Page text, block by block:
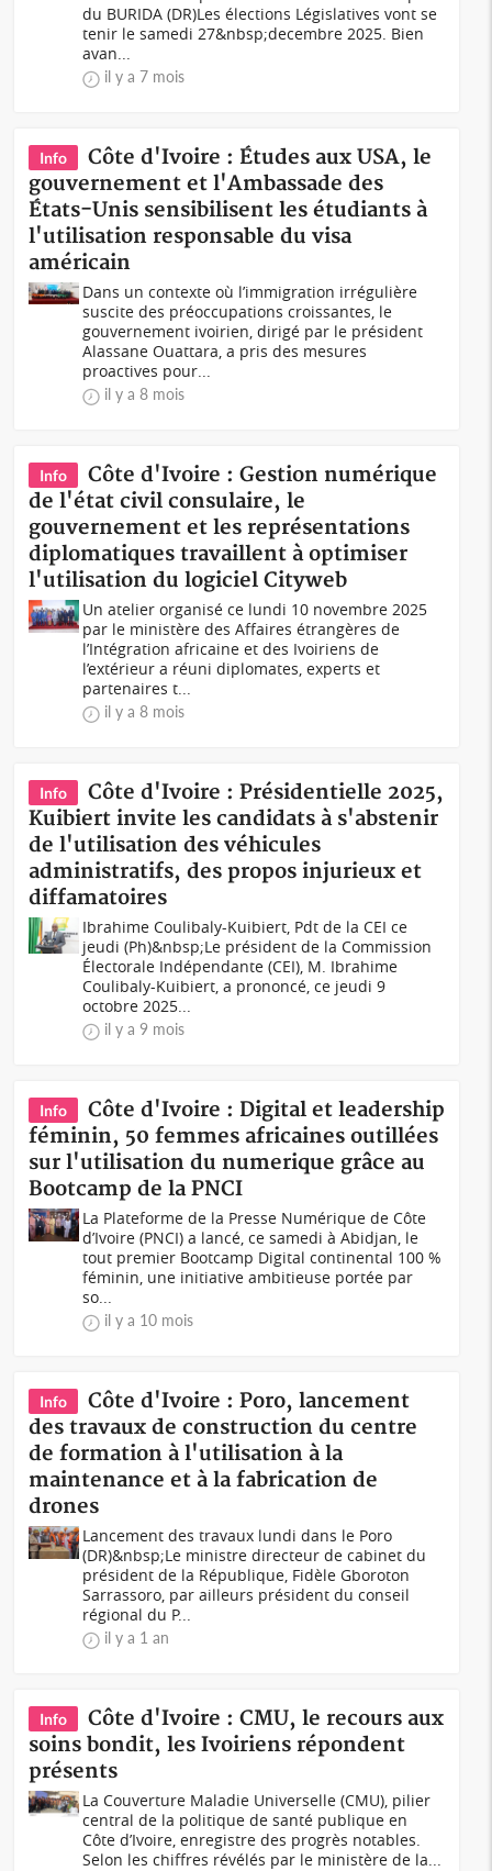
du BURIDA (DR)Les élections Législatives vont se
tenir le samedi 27&nbsp;decembre 2025. Bien
avan...
il y a 7 mois
Info
Côte d'Ivoire : Études aux USA, le
gouvernement et l'Ambassade des
États-Unis sensibilisent les étudiants à
l'utilisation responsable du visa
américain
Dans un contexte où l’immigration irrégulière
suscite des préoccupations croissantes, le
gouvernement ivoirien, dirigé par le président
Alassane Ouattara, a pris des mesures
proactives pour...
il y a 8 mois
Info
Côte d'Ivoire : Gestion numérique
de l'état civil consulaire, le
gouvernement et les représentations
diplomatiques travaillent à optimiser
l'utilisation du logiciel Cityweb
Un atelier organisé ce lundi 10 novembre 2025
par le ministère des Affaires étrangères de
l’Intégration africaine et des Ivoiriens de
l’extérieur a réuni diplomates, experts et
partenaires t...
il y a 8 mois
Info
Côte d'Ivoire : Présidentielle 2025,
Kuibiert invite les candidats à s'abstenir
de l'utilisation des véhicules
administratifs, des propos injurieux et
diffamatoires
Ibrahime Coulibaly-Kuibiert, Pdt de la CEI ce
jeudi (Ph)&nbsp;Le président de la Commission
Électorale Indépendante (CEI), M. Ibrahime
Coulibaly-Kuibiert, a prononcé, ce jeudi 9
octobre 2025...
il y a 9 mois
Info
Côte d'Ivoire : Digital et leadership
féminin, 50 femmes africaines outillées
sur l'utilisation du numerique grâce au
Bootcamp de la PNCI
La Plateforme de la Presse Numérique de Côte
d’Ivoire (PNCI) a lancé, ce samedi à Abidjan, le
tout premier Bootcamp Digital continental 100 %
féminin, une initiative ambitieuse portée par
so...
il y a 10 mois
Info
Côte d'Ivoire : Poro, lancement
des travaux de construction du centre
de formation à l'utilisation à la
maintenance et à la fabrication de
drones
Lancement des travaux lundi dans le Poro
(DR)&nbsp;Le ministre directeur de cabinet du
président de la République, Fidèle Gboroton
Sarrassoro, par ailleurs président du conseil
régional du P...
il y a 1 an
Info
Côte d'Ivoire : CMU, le recours aux
soins bondit, les Ivoiriens répondent
présents
La Couverture Maladie Universelle (CMU), pilier
central de la politique de santé publique en
Côte d’Ivoire, enregistre des progrès notables.
Selon les chiffres révélés par le ministère de la...